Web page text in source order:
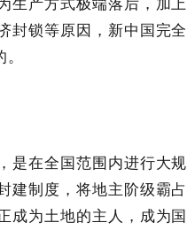
封锁等原因，新中国完全
是在全国范围内进行大规
建制度，将地主阶级霸占
成为土地的主人，成为国